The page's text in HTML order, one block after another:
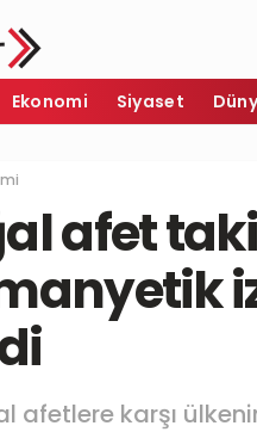
Ekonomi Siyaset
afet
afetlere karşı